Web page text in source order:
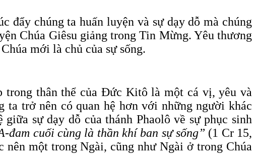
đẩy chúng ta huấn luyện và sự dạy dỗ mà chúng
Chúa Giêsu giảng trong Tin Mừng. Yêu thương
mới là chủ của sự sống.
trong thân thể của Đức Kitô là một cá vị, yêu và
trở nên có quan hệ hơn với những người khác
sự dạy dỗ của thánh Phaolô về sự phục sinh
đam cuối cùng là thần khí ban sự sống” (1 Cr 15,
một trong Ngài, cũng như Ngài ở trong Chúa